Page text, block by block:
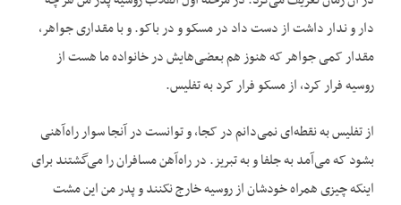
دار و ندار داشت از دست داد در مسکو و در باکو. و با مقداری جواهر،
مقدار کمی جواهر که هنوز هم بعضی‌هایش در خانواده ما هست از
روسیه فرار کرد، از مسکو فرار کرد به تفلیس.
از تفلیس به نقطه‌ای نمی‌دانم در کجا، و توانست در آنجا سوار راه‌آهنی
بشود که می‌آمد به جلفا و به تبریز. در راه‌آهن مسافران را می‌گشتند برای
اینکه چیزی همراه خودشان از روسیه خارج نکنند و پدر من این مشت